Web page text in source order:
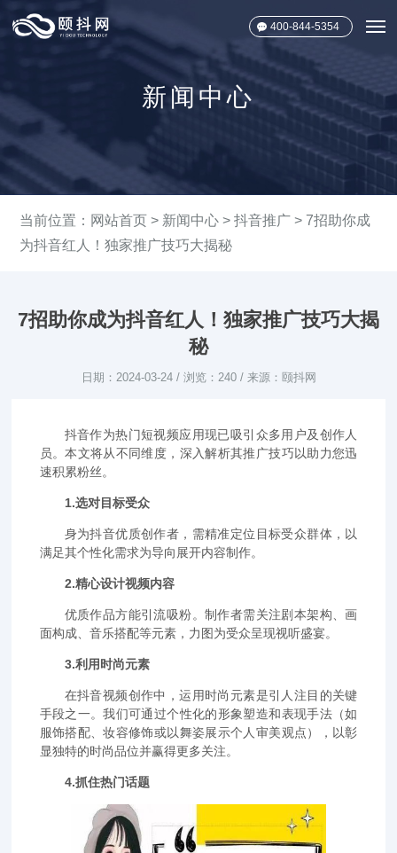
400-844-5354
新闻中心
当前位置： 网站首页 > 新闻中心 >抖音推广 > 7招助你成
为抖音红人！独家推广技巧大揭秘
7招助你成为抖音红人！独家推广技巧大揭
秘
日期：2024-03-24 / 浏览：240 / 来源：颐抖网
抖音作为热门短视频应用现已吸引众多用户及创作人
员。本文将从不同维度，深入解析其推广技巧以助力您迅
速积累粉丝。
1.选对目标受众
身为抖音优质创作者，需精准定位目标受众群体，以
满足其个性化需求为导向展开内容制作。
2.精心设计视频内容
优质作品方能引流吸粉。制作者需关注剧本架构、画
面构成、音乐搭配等元素，力图为受众呈现视听盛宴。
3.利用时尚元素
在抖音视频创作中，运用时尚元素是引人注目的关键
手段之一。我们可通过个性化的形象塑造和表现手法（如
服饰搭配、妆容修饰或以舞姿展示个人审美观点），以彰
显独特的时尚品位并赢得更多关注。
4.抓住热门话题